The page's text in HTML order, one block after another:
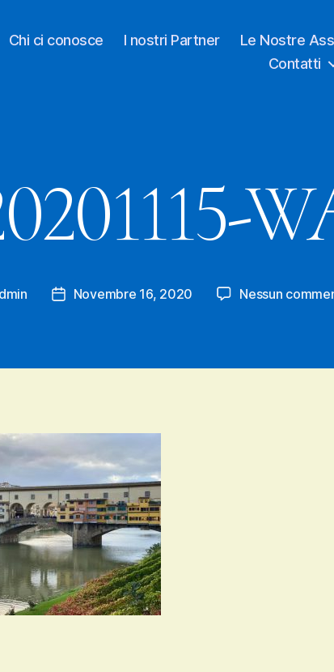
Chi ci conosce I nostri Partner
Le Nostre
Contatti
DataNovembre 16, 2020 Nessun